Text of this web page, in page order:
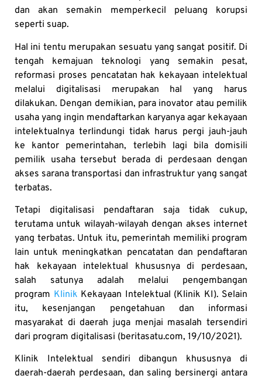
dan akan semakin memperkecil peluang korupsi
seperti suap.
Hal ini tentu merupakan sesuatu yang sangat positif. Di
tengah kemajuan teknologi yang semakin pesat,
reformasi proses pencatatan hak kekayaan intelektual
melalui digitalisasi merupakan hal yang harus
dilakukan. Dengan demikian, para inovator atau pemilik
usaha yang ingin mendaftarkan karyanya agar kekayaan
intelektualnya terlindungi tidak harus pergi jauh-jauh
ke kantor pemerintahan, terlebih lagi bila domisili
pemilik usaha tersebut berada di perdesaan dengan
akses sarana transportasi dan infrastruktur yang sangat
terbatas.
Tetapi digitalisasi pendaftaran saja tidak cukup,
terutama untuk wilayah-wilayah dengan akses internet
yang terbatas. Untuk itu, pemerintah memiliki program
lain untuk meningkatkan pencatatan dan pendaftaran
hak kekayaan intelektual khususnya di perdesaan,
salah satunya adalah melalui pengembangan
program Klinik Kekayaan Intelektual (Klinik KI). Selain
itu, kesenjangan pengetahuan dan informasi
masyarakat di daerah juga menjai masalah tersendiri
dari program digitalisasi (beritasatu.com, 19/10/2021).
Klinik Intelektual sendiri dibangun khususnya di
daerah-daerah perdesaan, dan saling bersinergi antara